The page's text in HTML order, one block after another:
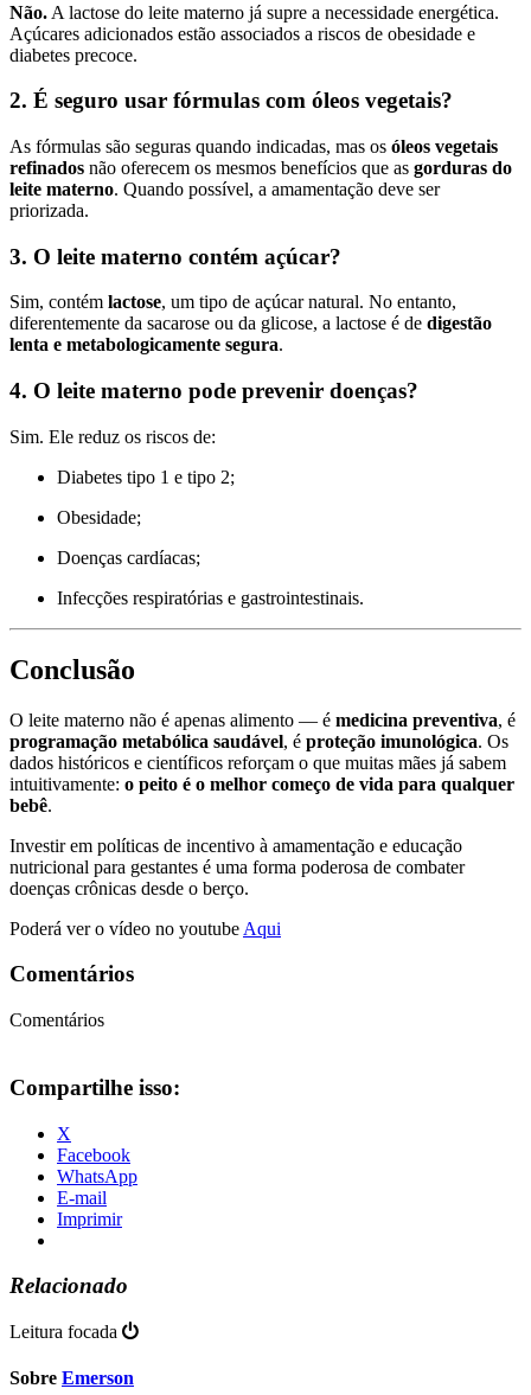
Não. A lactose do leite materno já supre a necessidade energética.
Açúcares adicionados estão associados a riscos de obesidade e
diabetes precoce.
2. É seguro usar fórmulas com óleos vegetais?
As fórmulas são seguras quando indicadas, mas os óleos vegetais
refinados não oferecem os mesmos benefícios que as gorduras do
leite materno. Quando possível, a amamentação deve ser
priorizada.
3. O leite materno contém açúcar?
Sim, contém lactose, um tipo de açúcar natural. No entanto,
diferentemente da sacarose ou da glicose, a lactose é de digestão
lenta e metabologicamente segura.
4. O leite materno pode prevenir doenças?
Sim. Ele reduz os riscos de:
Diabetes tipo 1 e tipo 2;
Obesidade;
Doenças cardíacas;
Infecções respiratórias e gastrointestinais.
Conclusão
O leite materno não é apenas alimento — é medicina preventiva, é
programação metabólica saudável, é proteção imunológica. Os
dados históricos e científicos reforçam o que muitas mães já sabem
intuitivamente: o peito é o melhor começo de vida para qualquer
bebê.
Investir em políticas de incentivo à amamentação e educação
nutricional para gestantes é uma forma poderosa de combater
doenças crônicas desde o berço.
Poderá ver o vídeo no youtube Aqui
Comentários
Comentários
Compartilhe isso:
X
Facebook
WhatsApp
E-mail
Imprimir
Relacionado
Leitura focada
Sobre Emerson